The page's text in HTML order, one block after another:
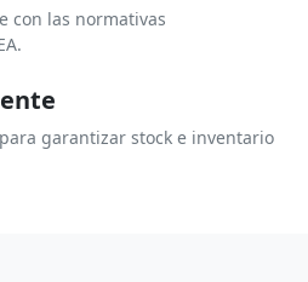
con las normativas
garantizar stock e inventario